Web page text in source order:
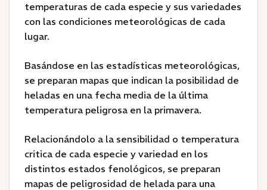
temperaturas de cada especie y sus variedades
con las condiciones meteorológicas de cada
lugar.
Basándose en las estadísticas meteorológicas,
se preparan mapas que indican la posibilidad de
heladas en una fecha media de la última
temperatura peligrosa en la primavera.
Relacionándolo a la sensibilidad o temperatura
critica de cada especie y variedad en los
distintos estados fenológicos, se preparan
mapas de peligrosidad de helada para una